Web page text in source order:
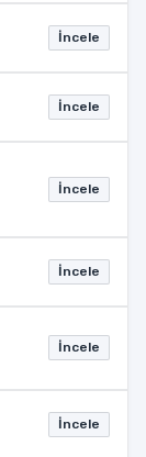
İncele
İncele
İncele
İncele
İncele
İncele